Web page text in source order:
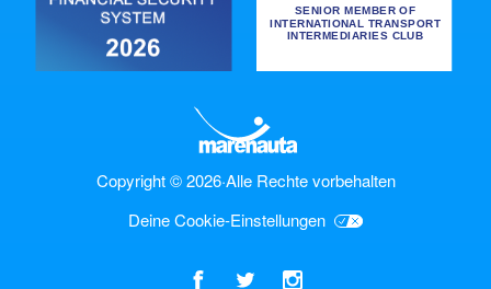
Copyright © 2026·Alle Rechte vorbehalten
Deine Cookie-Einstellungen